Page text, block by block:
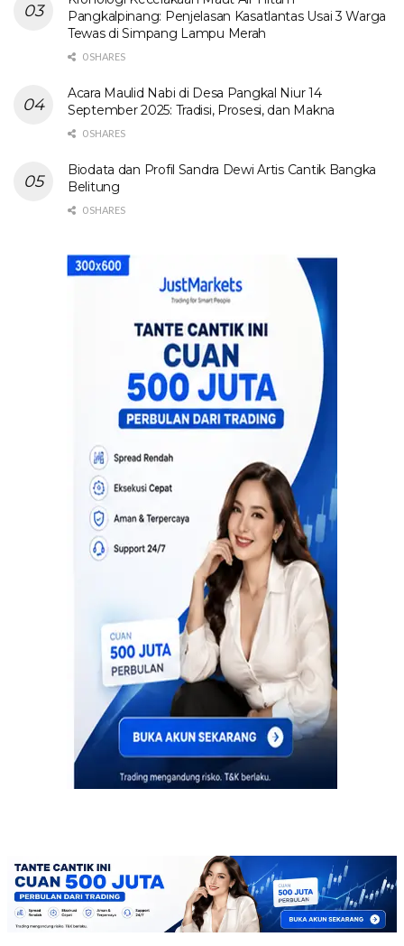
Pangkalpinang: Penjelasan Kasatlantas Usai 3 Warga
Tewas di Simpang Lampu Merah
0 SHARES
Acara Maulid Nabi di Desa Pangkal Niur 14
September 2025: Tradisi, Prosesi, dan Makna
0 SHARES
Biodata dan Profil Sandra Dewi Artis Cantik Bangka
Belitung
0 SHARES